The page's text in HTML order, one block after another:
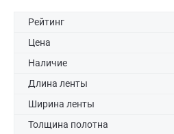
Рейтинг
Цена
Наличие
Длина ленты
Ширина ленты
Толщина полотна